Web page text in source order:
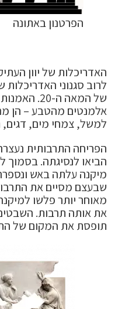
הפרטנון באתונה
האדריכלות של יוון
לרוב סגנוני
של המאה ה-
אלמנטים מהטבע – הן
למשל, צמחי מים, דגים,
הפריחה התרבותית
מיקנה עלתה באש
שבעצם מסיים את
מאוחר יותר פלשו
את אותה תרבות.
תופסת את המקום של